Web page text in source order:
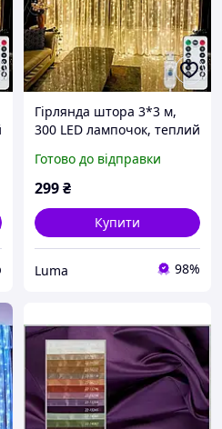
Гірлянда штора 3*3 м,
300 LED лампочок, теплий
працює від павербанка,
яскраво світить, багато
Готово до відправки
299₴
Купити
Luma 98%